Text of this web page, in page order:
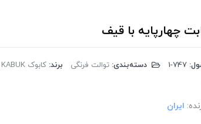
چهارپایه با قیف
دسته‌بندی: توالت فرنگی برند: کابوک KABUK
ایران